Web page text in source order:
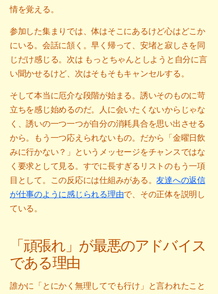
情を覚える。
参加した集まりでは、体はそこにあるけど心はどこか
にいる。会話に頷く。早く帰って、安堵と寂しさを同
じだけ感じる。次は もっとちゃんとしようと自分に言
い聞かせるけど、次はそもそもキャンセルする。
そして本当に厄介な段階が始まる。誘いそのものに苛
立ちを感じ始めるのだ。人に会いたくないからじゃな
く、誘いの一つ一つが自分の消耗具合を思い出させる
から。もう一つ応えられないもの。だから「金曜日飲
みに行かない？」というメッセージをチャンスではな
く要求として見る。すでに長すぎるリストのもう一項
目として。この反応には仕組みがある。友達への返信
が仕事のように感じられる理由で、その正体を説明し
ている。
「頑張れ」が最悪のアドバイス
である理由
誰かに「とにかく無理してでも行け」と言われたこと